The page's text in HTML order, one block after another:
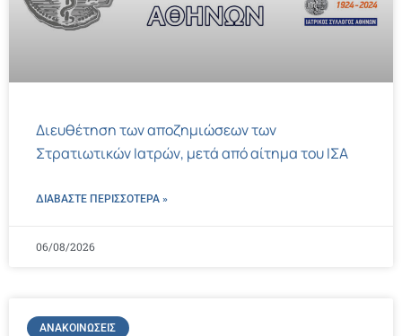
Διευθέτηση των αποζημιώσεων των
Στρατιωτικών Ιατρών, μετά από αίτημα του ΙΣΑ
ΔΙΑΒΑΣΤΕ ΠΕΡΙΣΣΌΤΕΡΑ »
06/08/2026
ΑΝΑΚΟΙΝΏΣΕΙΣ